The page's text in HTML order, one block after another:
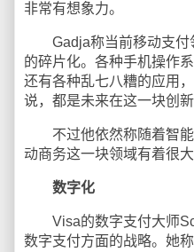
非常有想象力。
Gadja称当前移动支付
的碎片化。各种手机操作
还有各种乱七八糟的应用
说，都是未来在这一块创
不过他依然称随着智能
动商务这一块领域有着很
数字化
Visa的数字支付大师
数字支付方面的战略。她